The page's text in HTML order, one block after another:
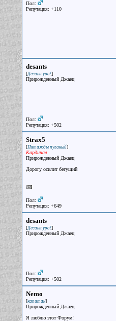
Пол:
Репутация: +110
desants
[Десантура!]
Прирожденный Джаец
Пол:
Репутация: +502
Strax5
[Пятижды пуганый]
Кардинал
Прирожденный Джаец
Дорогу осилит бегущий
Пол:
Репутация: +649
desants
[Десантура!]
Прирожденный Джаец
Пол:
Репутация: +502
Nemo
[капитан]
Прирожденный Джаец
Я люблю этот Форум!